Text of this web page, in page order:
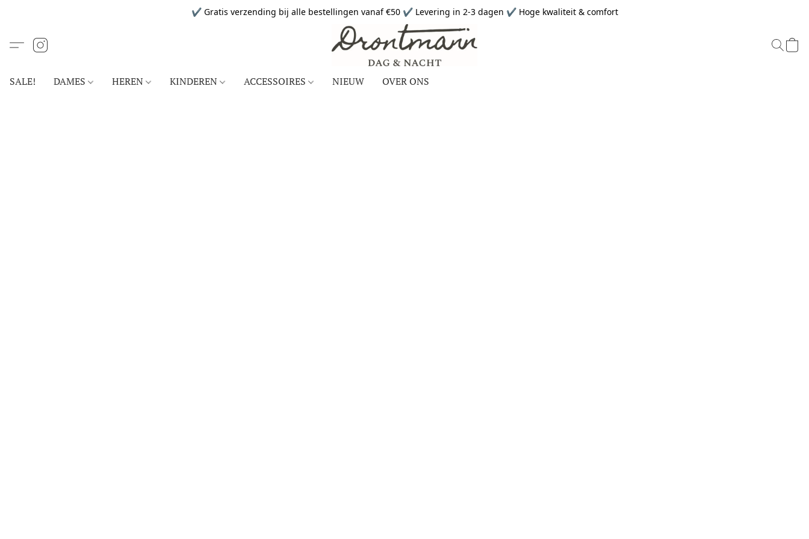
✔ Gratis verzending bij alle bestellingen vanaf €50 ✔ Levering in 2-3 dagen ✔ Hoge kwaliteit & comfort
SALE! DAMES HEREN KINDEREN ACCESSOIRES NIEUW OVER ONS